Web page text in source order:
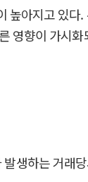
아지고 있
영향이 가시
하는 거래